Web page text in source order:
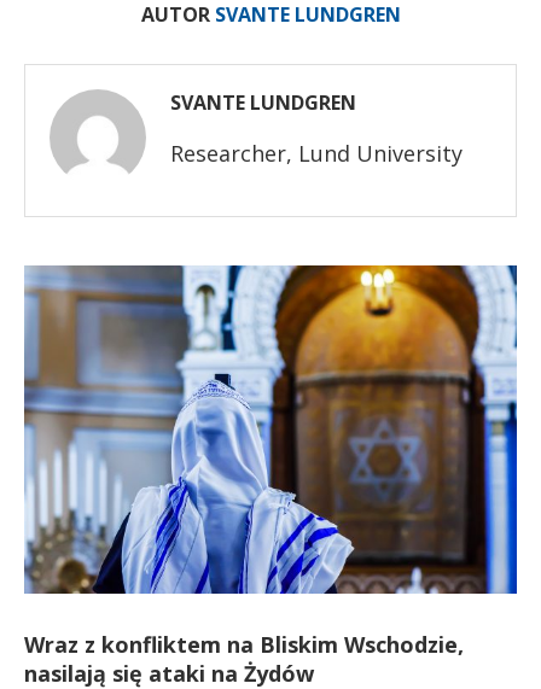
AUTOR SVANTE LUNDGREN
SVANTE LUNDGREN
Researcher, Lund University
Wraz z konfliktem na Bliskim Wschodzie,
nasilają się ataki na Żydów